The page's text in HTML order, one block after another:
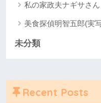
私の家政夫ナギサさん
美食探偵明智五郎(実
未分類
Recent Posts